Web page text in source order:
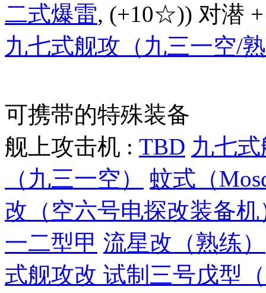
二式爆雷, (+10☆)) 对潜
九七式舰攻（九三一空/
可携带的特殊装备
舰上攻击机 : TBD 九七
（九三一空）
蚊式（
改（空六号电探改装备机
一二型甲 流星改（熟练）
式舰攻改 试制三号戊型